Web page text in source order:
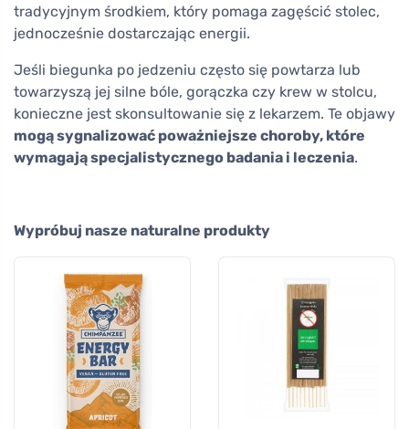
tradycyjnym środkiem, który pomaga zagęścić stolec,
jednocześnie dostarczając energii.
Jeśli biegunka po jedzeniu często się powtarza lub
towarzyszą jej silne bóle, gorączka czy krew w stolcu,
konieczne jest skonsultowanie się z lekarzem. Te objawy
mogą sygnalizować poważniejsze choroby, które
wymagają specjalistycznego badania i leczenia.
Wypróbuj nasze naturalne produkty